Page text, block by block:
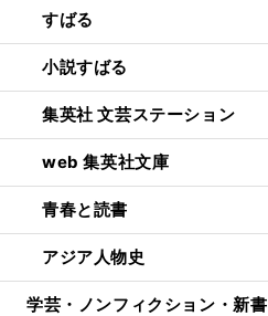
すばる
小説すばる
集英社 文芸ステーション
web 集英社文庫
青春と読書
アジア人物史
学芸・ノンフィクション・新書